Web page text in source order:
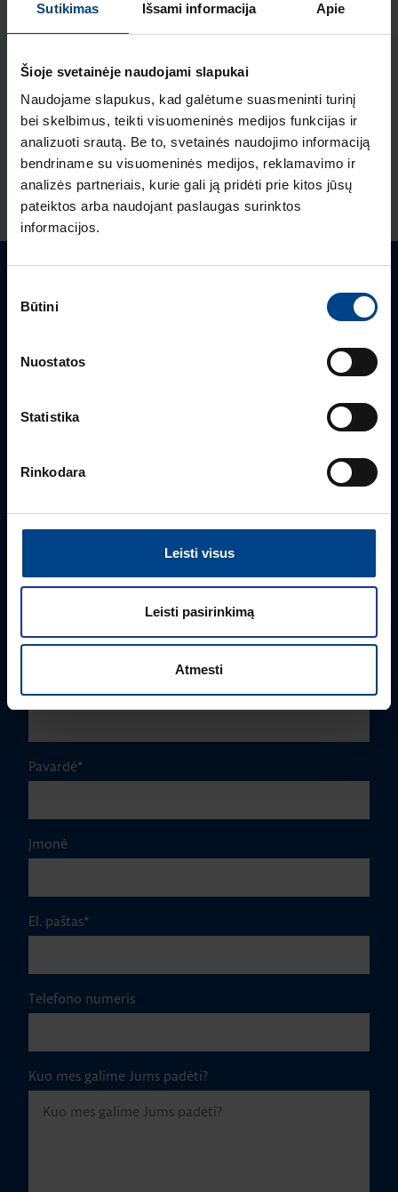
Sutikimas Išsami informacija Apie
Šioje svetainėje naudojami slapukai
Naudojame slapukus, kad galėtume suasmeninti turinį
bei skelbimus, teikti visuomeninės medijos funkcijas ir
analizuoti srautą. Be to, svetainės naudojimo informaciją
bendriname su visuomeninės medijos, reklamavimo ir
analizės partneriais, kurie gali ją pridėti prie kitos jūsų
pateiktos arba naudojant paslaugas surinktos
informacijos.
pasirinkimas
Būtini
Nuostatos
Statistika
Rinkodara
Leisti visus
Leisti pasirinkimą
Atmesti
Susiję produktai
Automatinis jungiklis MCCB h3+
P630 LSI 3x400A 40kA
Produkto kodas: HNW400JR
Edmas Nausėdas
edmas.nausedas@utugroup.com
Pavardė*
Įmonė
El. paštas*
Telefono numeris
Kuo mes galime Jums padėti?